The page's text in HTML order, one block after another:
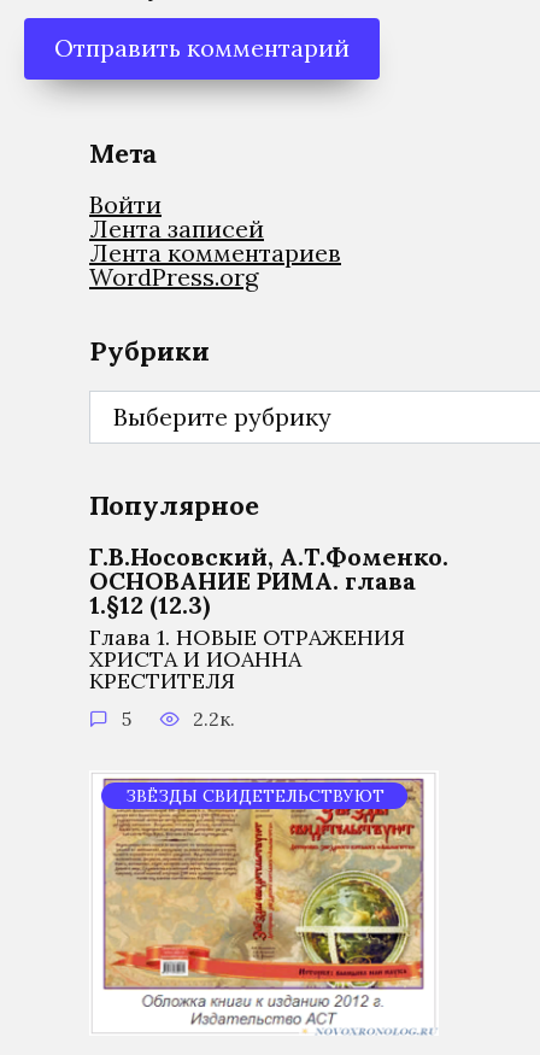
Мета
Войти
Лента записей
Лента комментариев
WordPress.org
Рубрики
Рубрики
Популярное
Г.В.Носовский, А.Т.Фоменко.
ОСНОВАНИЕ РИМА. глава
1.§12 (12.3)
Глава 1. НОВЫЕ ОТРАЖЕНИЯ
ХРИСТА И ИОАННА
КРЕСТИТЕЛЯ
5 2.2к.
ЗВЁЗДЫ СВИДЕТЕЛЬСТВУЮТ